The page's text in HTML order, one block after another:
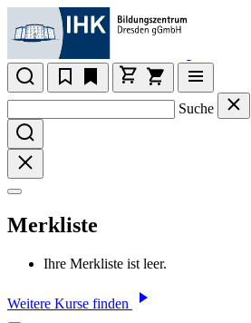
Suche
Merkliste
Ihre Merkliste ist leer.
Weitere Kurse finden